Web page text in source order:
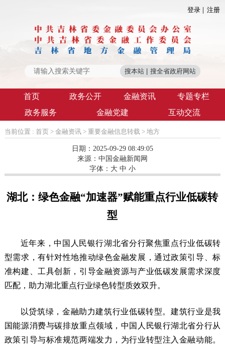
登录 注册
首页 政务公开 金融资讯
专题专栏
政务服务
金融党建 互动交流
当前位置 : 首页 > 金融资讯> 重要金融信息转载> 地方
日期：2025-09-29 08:49:05
来源： 中国金融新闻网
字体： 大 中 小
湖北：绿色金融“加速器”赋能重点行业低碳转
型
近年来，中国人民银行湖北省分行聚焦重点行业低碳转
型需求，有针对性地推动绿色金融发展，通过政策引导、标
准构建、工具创新，引导金融资源与产业低碳发展需求深度
匹配，助力湖北重点行业绿色转型质效双升。
以贷筑绿，金融助力建筑行业低碳转型。建筑行业是我
国能源消费与碳排放重点领域，中国人民银行湖北省分行从
政策引导与标准规范两端发力，为行业转型注入金融动能。